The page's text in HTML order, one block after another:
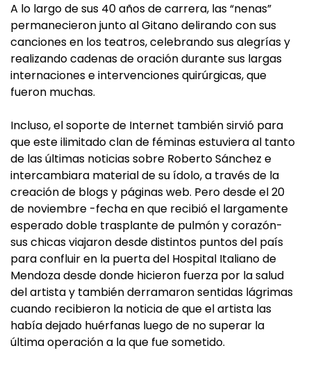
A lo largo de sus 40 años de carrera, las “nenas”
permanecieron junto al Gitano delirando con sus
canciones en los teatros, celebrando sus alegrías y
realizando cadenas de oración durante sus largas
internaciones e intervenciones quirúrgicas, que
fueron muchas.
Incluso, el soporte de Internet también sirvió para
que este ilimitado clan de féminas estuviera al tanto
de las últimas noticias sobre Roberto Sánchez e
intercambiara material de su ídolo, a través de la
creación de blogs y páginas web. Pero desde el 20
de noviembre -fecha en que recibió el largamente
esperado doble trasplante de pulmón y corazón-
sus chicas viajaron desde distintos puntos del país
para confluir en la puerta del Hospital Italiano de
Mendoza desde donde hicieron fuerza por la salud
del artista y también derramaron sentidas lágrimas
cuando recibieron la noticia de que el artista las
había dejado huérfanas luego de no superar la
última operación a la que fue sometido.